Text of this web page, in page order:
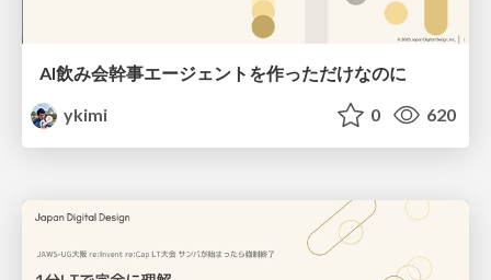
AI飲み会幹事エージェントを作っただけなのに
ykimi
0 620